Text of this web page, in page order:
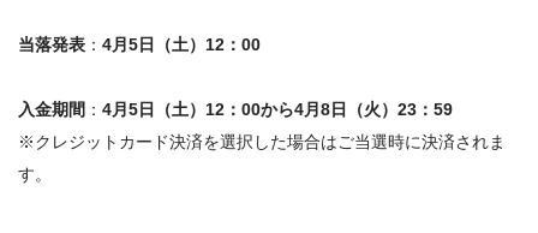
当落発表 ： 4月5日（土）12：00
入金期間 ： 4月5日（土）12：00から4月8日（火）23：59
※クレジットカード決済を選択した場合はご当選時に決済されま
す。